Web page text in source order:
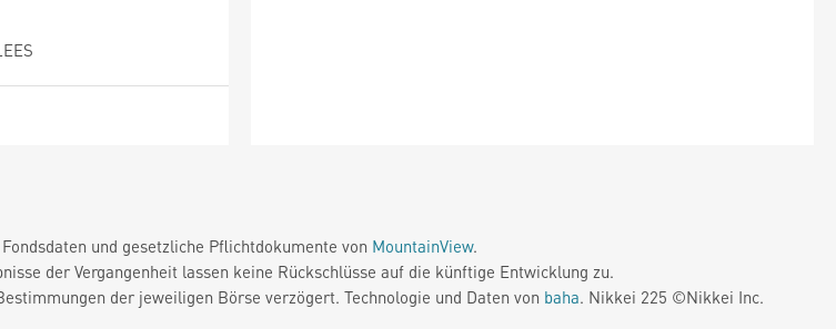
Fondsdaten und gesetzliche Pflichtdokumente von MountainView.
der Vergangenheit lassen keine Rückschlüsse auf die künftige Entwicklung zu.
der jeweiligen Börse verzögert. Technologie und Daten von baha. Nikkei 225 ©Nikkei Inc.